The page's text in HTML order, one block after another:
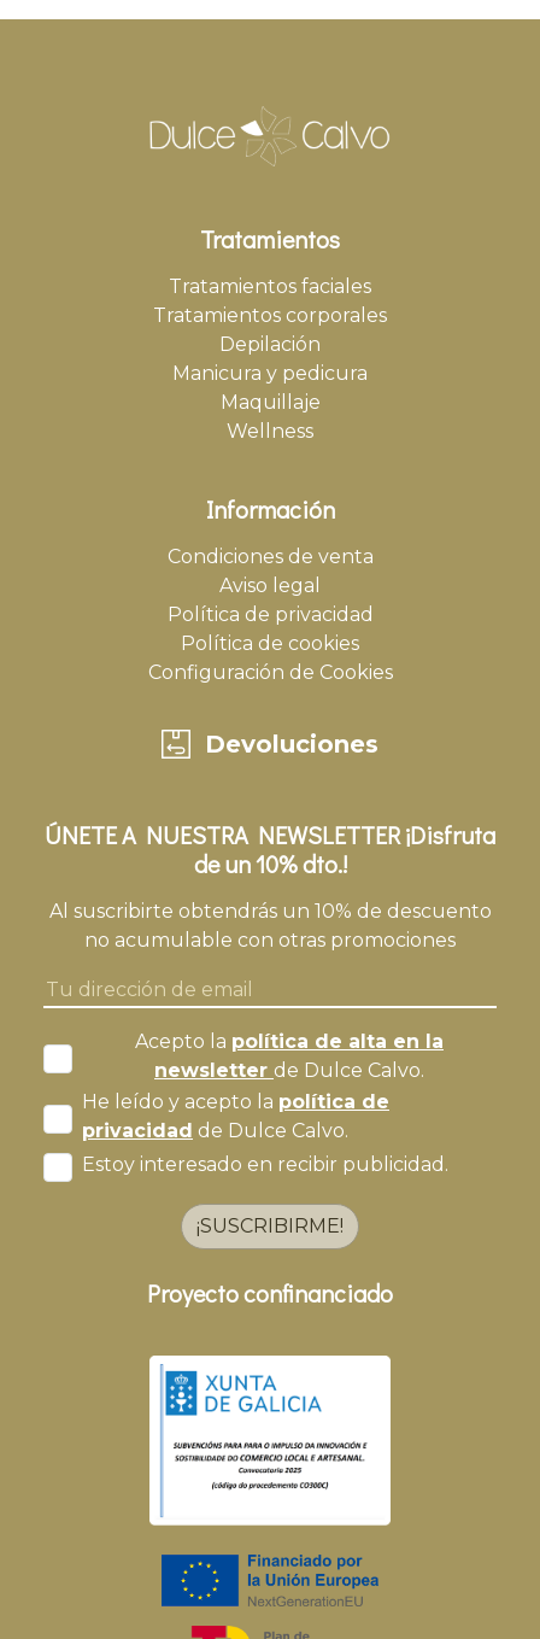
Tratamientos
Tratamientos faciales
Tratamientos corporales
Depilación
Manicura y pedicura
Maquillaje
Wellness
Información
Condiciones de venta
Aviso legal
Política de privacidad
Política de cookies
Configuración de Cookies
Devoluciones
ÚNETE A NUESTRA NEWSLETTER ¡Disfruta
de un 10% dto.!
Al suscribirte obtendrás un 10% de descuento
no acumulable con otras promociones
Acepto la política de alta en la
newsletter de Dulce Calvo.
He leído y acepto la política de
privacidad de Dulce Calvo.
Estoy interesado en recibir publicidad.
¡SUSCRIBIRME!
Proyecto confinanciado